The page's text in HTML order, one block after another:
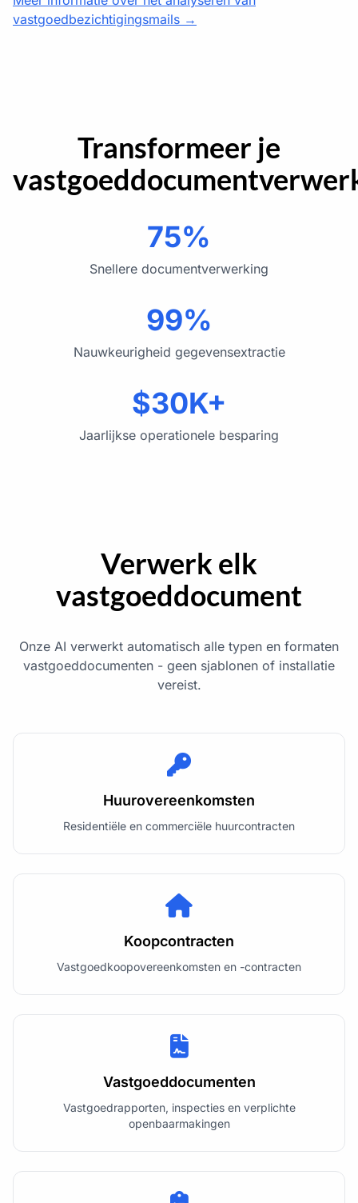
vastgoedbezichtigingsmails →
Transformeer je
75%
Snellere documentverwerking
99%
Nauwkeurigheid gegevensextractie
$30K+
Jaarlijkse operationele besparing
Verwerk elk
vastgoeddocument
Onze AI verwerkt automatisch alle typen en formaten
vastgoeddocumenten - geen sjablonen of installatie
vereist.
Huurovereenkomsten
Residentiële en commerciële huurcontracten
Koopcontracten
Vastgoedkoopovereenkomsten en -contracten
Vastgoeddocumenten
Vastgoedrapporten, inspecties en verplichte
openbaarmakingen